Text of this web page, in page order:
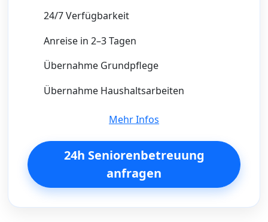
24/7 Verfügbarkeit
Anreise in 2–3 Tagen
Übernahme Grundpflege
Übernahme Haushaltsarbeiten
Mehr Infos
24h Seniorenbetreuung
anfragen